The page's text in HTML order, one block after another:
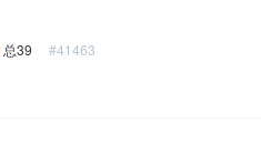
总39 #41463